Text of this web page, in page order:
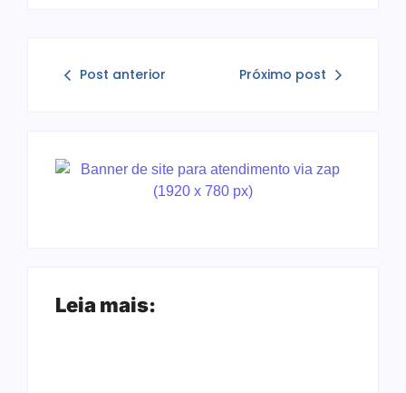
Post anterior Próximo post
Leia mais: